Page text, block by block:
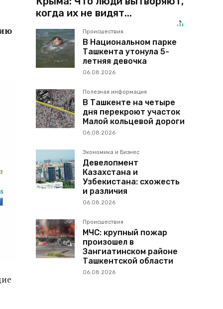
когда их не видят...
Происшествия
В Национальном парке
Ташкента утонула 5-
летняя девочка
06.08.2026
Полезная информация
В Ташкенте на четыре
дня перекроют участок
Малой кольцевой дороги
06.08.2026
Экономика и Бизнес
Девелопмент
Казахстана и
Узбекистана: схожесть
и различия
06.08.2026
Происшествия
МЧС: крупный пожар
произошел в
Зангиатинском районе
Ташкентской области
06.08.2026